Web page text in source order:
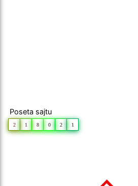
Poseta sajtu
2 1 8 0 2 1